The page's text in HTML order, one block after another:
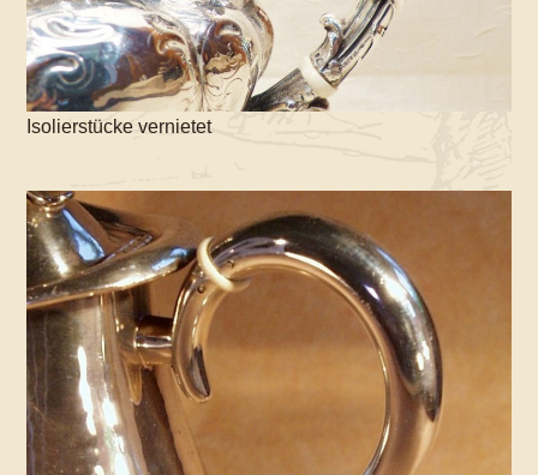
Isolierstücke vernietet